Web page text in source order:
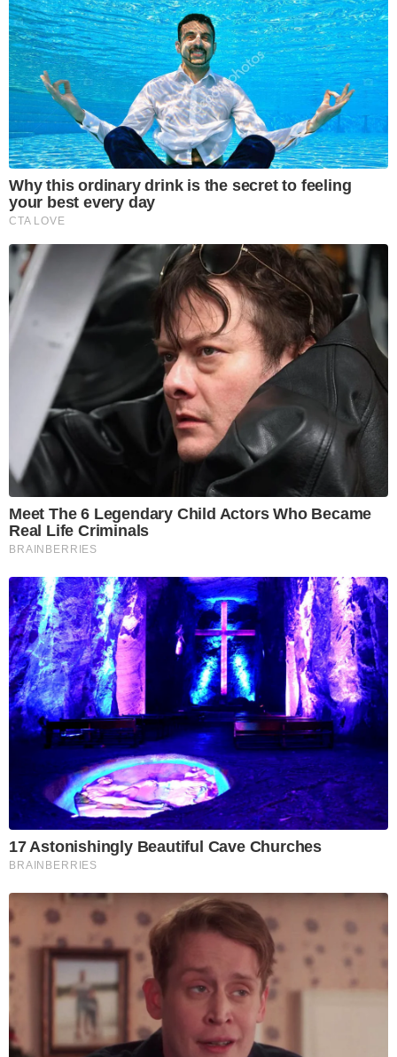
Why this ordinary drink is the secret to feeling
your best every day
CTA LOVE
Meet The 6 Legendary Child Actors Who Became
Real Life Criminals
BRAINBERRIES
17 Astonishingly Beautiful Cave Churches
BRAINBERRIES